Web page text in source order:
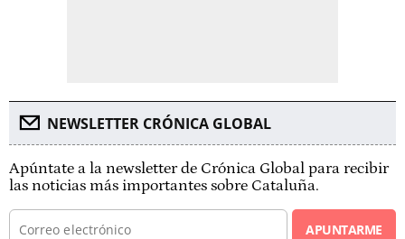
NEWSLETTER CRÓNICA GLOBAL
Apúntate a la newsletter de Crónica Global para recibir
las noticias más importantes sobre Cataluña.
APUNTARME